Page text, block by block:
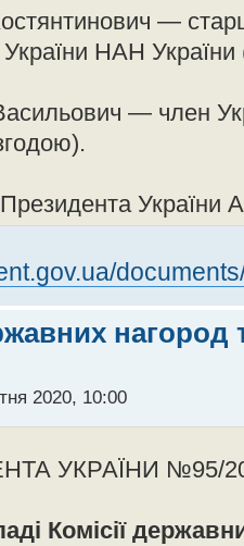
—
України НАН
— член
Президента
нагород
2020, 10:00
УКРАЇНИ №95/
Комісії